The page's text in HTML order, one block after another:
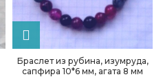
Браслет из рубина, изумруда,
сапфира 10*6 мм, агата 8 мм